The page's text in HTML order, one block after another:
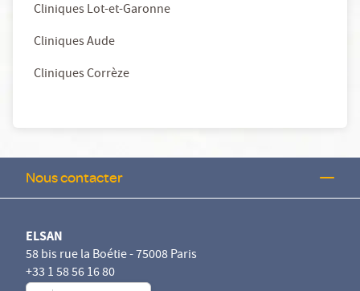
Cliniques Lot-et-Garonne
Cliniques Aude
Cliniques Corrèze
Nous contacter
ELSAN
58 bis rue la Boétie - 75008 Paris
+33 1 58 56 16 80